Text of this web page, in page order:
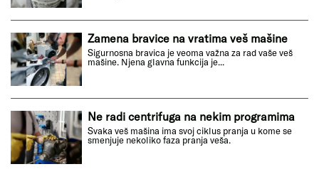
Zamena bravice na vratima veš mašine
Sigurnosna bravica je veoma važna za rad vaše veš
mašine. Njena glavna funkcija je...
Ne radi centrifuga na nekim programima
Svaka veš mašina ima svoj ciklus pranja u kome se
smenjuje nekoliko faza pranja veša.